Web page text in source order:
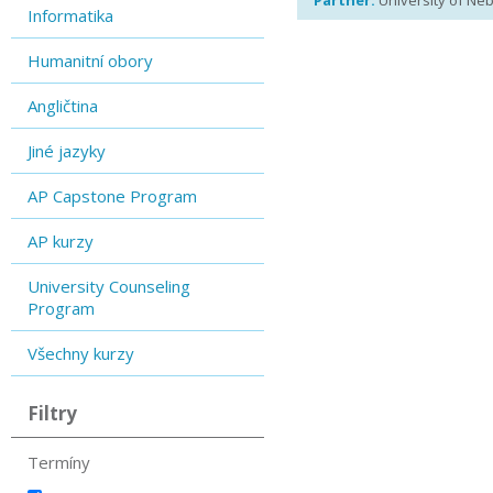
Informatika
Humanitní obory
Angličtina
Jiné jazyky
AP Capstone Program
AP kurzy
University Counseling
Program
Všechny kurzy
Filtry
Termíny